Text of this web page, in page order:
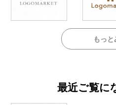
もっと
最近ご覧に